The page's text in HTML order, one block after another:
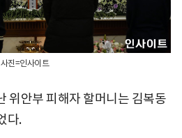
진=인사이트
위안부 피해자 할머니는 김복동
다.